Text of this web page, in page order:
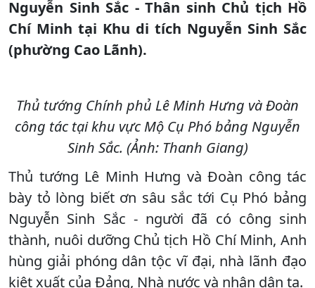
Nguyễn Sinh Sắc - Thân sinh Chủ tịch Hồ
Chí Minh tại Khu di tích Nguyễn Sinh Sắc
(phường Cao Lãnh).
Thủ tướng Chính phủ Lê Minh Hưng và Đoàn
công tác tại khu vực Mộ Cụ Phó bảng Nguyễn
Sinh Sắc. (Ảnh: Thanh Giang)
Thủ tướng Lê Minh Hưng và Đoàn công tác
bày tỏ lòng biết ơn sâu sắc tới Cụ Phó bảng
Nguyễn Sinh Sắc - người đã có công sinh
thành, nuôi dưỡng Chủ tịch Hồ Chí Minh, Anh
hùng giải phóng dân tộc vĩ đại, nhà lãnh đạo
kiệt xuất của Đảng, Nhà nước và nhân dân ta.